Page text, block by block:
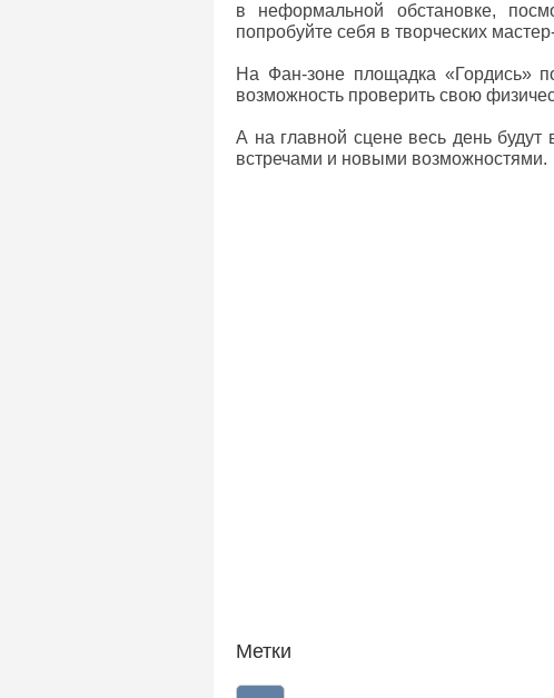
в неформальной обстановке,
попробуйте себя в творческих
На Фан-зоне площадка «Гордись»
возможность проверить свою
А на главной сцене весь день будут
встречами и новыми возможностями.
Метки